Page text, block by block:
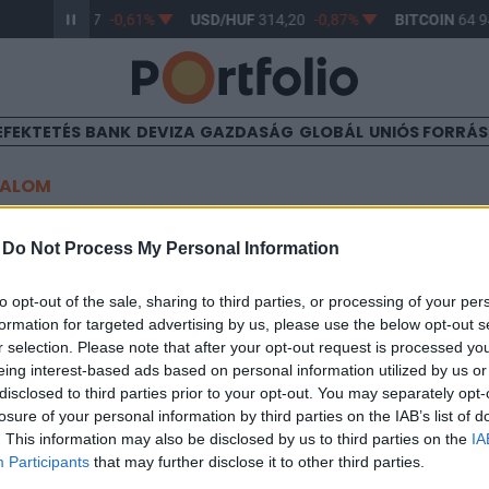
Do Not Process My Personal Information
opt-out of the sale, sharing to third parties, or processing of your
for targeted advertising by us, please use the below opt-out
selection. Please note that after your opt-out request is processed
interest-based ads based on personal information utilized by us
to third parties prior to your opt-out. You may separately
of your personal information by third parties on the IAB’s list of
This information may also be disclosed by us to third parties on the
Participants that may further disclose it to other third parties.
363,17 -0,61% USD/HUF314,20 -0,87% BITCOIN64
BANK DEVIZA GAZDASÁG GLOBÁL UNIÓS
lehet
mai napra Hegedűs András, a Postabank Értékpapír Rt.
látható, s ennek megfelelően a tegnap nagyot zuhant
MOL esetében egy-két külföldi befektetési bank
már tegnap érződött, s az olajpapír ma...